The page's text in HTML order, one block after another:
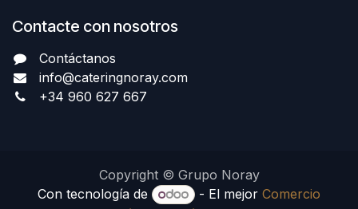
Contacte con nosotros
Contáctanos
info@cateringnoray.com
+34 960 627 667
Copyright © Grupo Noray
Con tecnología de
- El mejorComercio